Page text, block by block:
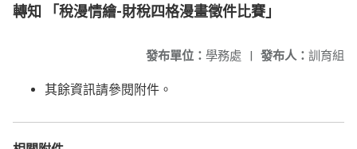
轉知 「稅漫情繪-財稅四格漫畫徵件比賽」
發布人： 訓育組
發布單位： 學務處 |
其餘資訊請參閱附件。